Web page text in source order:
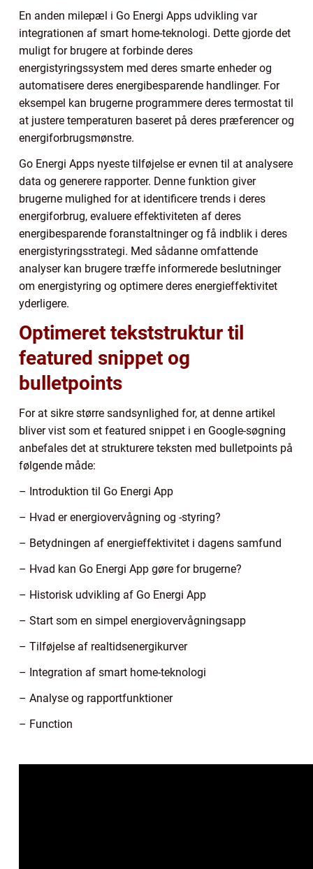
En anden milepæl i Go Energi Apps udvikling var
integrationen af smart home-teknologi. Dette gjorde det
muligt for brugere at forbinde deres
energistyringssystem med deres smarte enheder og
automatisere deres energibesparende handlinger. For
eksempel kan brugerne programmere deres termostat til
at justere temperaturen baseret på deres præferencer og
energiforbrugsmønstre.
Go Energi Apps nyeste tilføjelse er evnen til at analysere
data og generere rapporter. Denne funktion giver
brugerne mulighed for at identificere trends i deres
energiforbrug, evaluere effektiviteten af deres
energibesparende foranstaltninger og få indblik i deres
energistyringsstrategi. Med sådanne omfattende
analyser kan brugere træffe informerede beslutninger
om energistyring og optimere deres energieffektivitet
yderligere.
Optimeret tekststruktur til
featured snippet og
bulletpoints
For at sikre større sandsynlighed for, at denne artikel
bliver vist som et featured snippet i en Google-søgning
anbefales det at strukturere teksten med bulletpoints på
følgende måde:
– Introduktion til Go Energi App
– Hvad er energiovervågning og -styring?
– Betydningen af energieffektivitet i dagens samfund
– Hvad kan Go Energi App gøre for brugerne?
– Historisk udvikling af Go Energi App
– Start som en simpel energiovervågningsapp
– Tilføjelse af realtidsenergikurver
– Integration af smart home-teknologi
– Analyse og rapportfunktioner
– Function